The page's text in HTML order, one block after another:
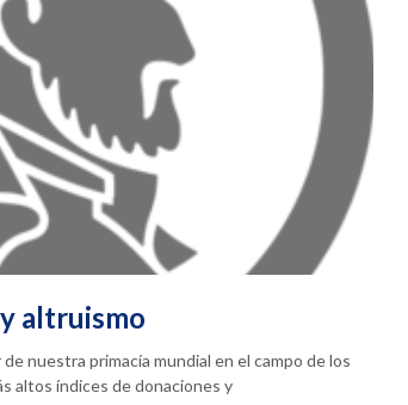
altruismo
nuestra primacía mundial en el campo de los
altos índices de donaciones y